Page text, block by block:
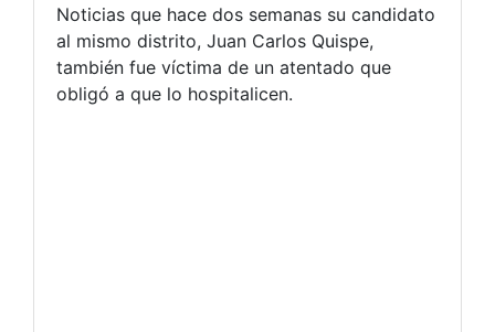
Noticias que hace dos semanas su candidato
al mismo distrito, Juan Carlos Quispe,
también fue víctima de un atentado que
obligó a que lo hospitalicen.